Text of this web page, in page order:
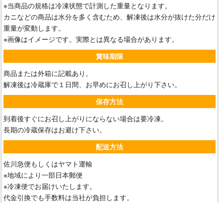
※当商品の規格は冷凍状態で計測した重量となります。
カニなどの商品は水分を多く含むため、解凍後は水分が抜けた分だけ
重量が変動します。
※画像はイメージです。実際とは異なる場合があります。
賞味期限
商品または外箱に記載あり。
解凍後は冷蔵庫で１日間、お早めにお召し上がり下さい。
保存方法
到着後すぐにお召し上がりにならない場合は要冷凍。
長期の冷蔵保存はお避け下さい。
配送方法
佐川急便もしくはヤマト運輸
※地域により一部日本郵便
※冷凍便でお届けいたします。
代金引換でも手数料は当社が負担します。